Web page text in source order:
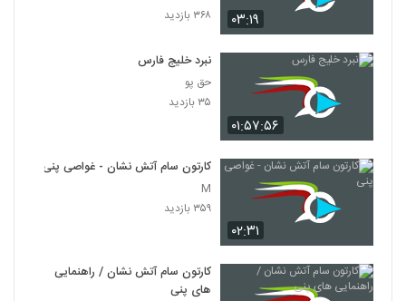
۰۳:۱۹
۳۶۸ بازدید
۰۱:۵۷:۵۶
نبرد خلیج فارس
حق پو
۳۵ بازدید
۰۲:۳۱
کارتون سام آتش نشان - غواصی پنی
M
۳۵۹ بازدید
کارتون سام آتش نشان / راهنمایی
های پنی